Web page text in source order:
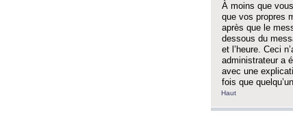
À moins que
que vos propres
après que le
dessous du
et l’heure. Ceci
administrateur a
avec une
fois que
Haut